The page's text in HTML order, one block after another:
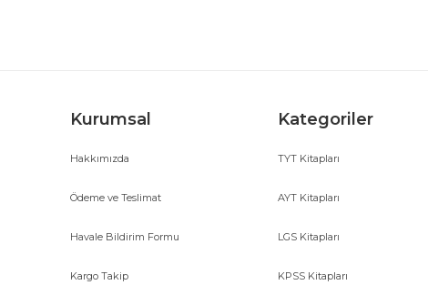
Kurumsal
Hakkımızda
Ödeme ve Teslimat
Havale Bildirim Formu
Kargo Takip
Kategoriler
TYT Kitapları
AYT Kitapları
LGS Kitapları
KPSS Kitapları